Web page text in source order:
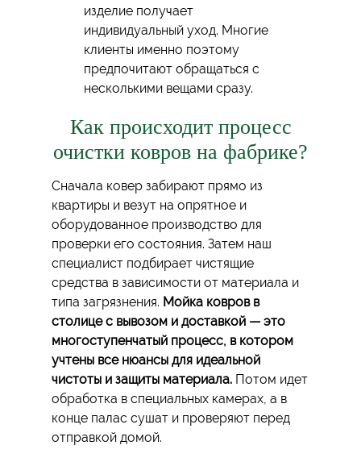
изделие получает
индивидуальный уход. Многие
клиенты именно поэтому
предпочитают обращаться с
несколькими вещами сразу.
Как происходит процесс
очистки ковров на фабрике?
Сначала ковер забирают прямо из
квартиры и везут на опрятное и
оборудованное производство для
проверки его состояния. Затем наш
специалист подбирает чистящие
средства в зависимости от материала и
типа загрязнения. Мойка ковров в
столице с вывозом и доставкой — это
многоступенчатый процесс, в котором
учтены все нюансы для идеальной
чистоты и защиты материала. Потом идет
обработка в специальных камерах, а в
конце палас сушат и проверяют перед
отправкой домой.